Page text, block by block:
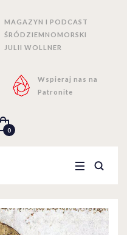
MAGAZYN I PODCAST
ŚRÓDZIEMNOMORSKI
JULII WOLLNER
Wspieraj nas na
Patronite
0